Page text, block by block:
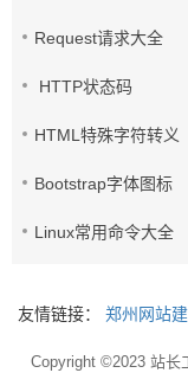
Request请求大全
HTTP状态码
HTML特殊字符转义
Bootstrap字体图标
Linux常用命令大全
友情链接： 郑州网站
Copyright ©2023 站长